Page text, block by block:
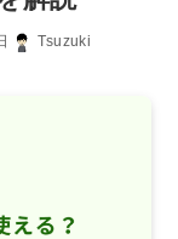
Tsuzuki